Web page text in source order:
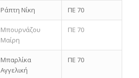
Ράπτη Νίκη ΠΕ 70
Μπουρνάζου
Μαίρη
ΠΕ 70
Μπαρλίκα
Αγγελική
ΠΕ 70